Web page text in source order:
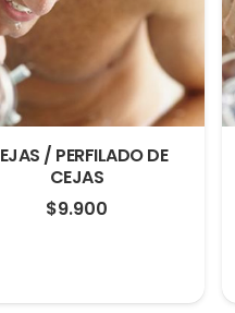
/ PERFILADO DE
CEJAS
$9.900